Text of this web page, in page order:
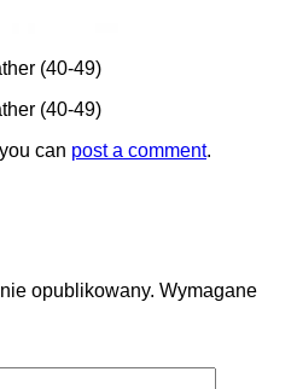
(40-49)
(40-49)
can post a comment.
opublikowany. Wymagane